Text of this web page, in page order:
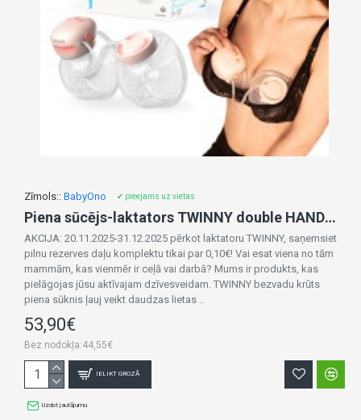
Zīmols:: BabyOno ✔ pieejams uz vietas
Piena sūcējs-laktators TWINNY double HANDS FREE 1002 (EL)
AKCIJA: 20.11.2025-31.12.2025 pērkot laktatoru TWINNY, saņemsiet
pilnu rezerves daļu komplektu tikai par 0,10€! Vai esat viena no tām
mammām, kas vienmēr ir ceļā vai darbā? Mums ir produkts, kas
pielāgojas jūsu aktīvajam dzīvesveidam. TWINNY bezvadu krūts
piena sūknis ļauj veikt daudzas lietas ..
53,90€
Bez nodokļa:44,55€
IELIKT GROZĀ
Uzdot jautājumu